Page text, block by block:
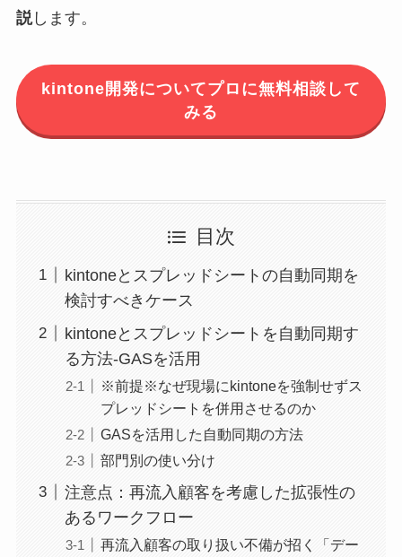
説します。
kintone開発についてプロに無料相談して
みる
目次
kintoneとスプレッドシートの自動同期を
検討すべきケース
kintoneとスプレッドシートを自動同期す
る方法-GASを活用
※前提※なぜ現場にkintoneを強制せずス
プレッドシートを併用させるのか
GASを活用した自動同期の方法
部門別の使い分け
注意点：再流入顧客を考慮した拡張性の
あるワークフロー
再流入顧客の取り扱い不備が招く「デー